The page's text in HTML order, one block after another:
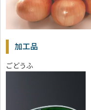
加工品
ごどうふ